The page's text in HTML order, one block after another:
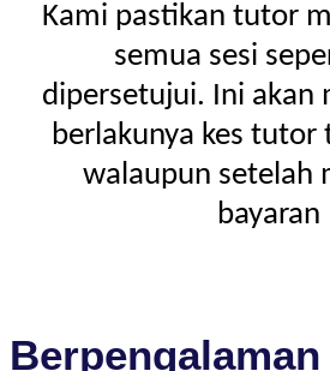
Kami pastikan tutor
semua sesi
dipersetujui. Ini akan
berlakunya kes tutor
walaupun setelah
bayaran
Berpengalaman